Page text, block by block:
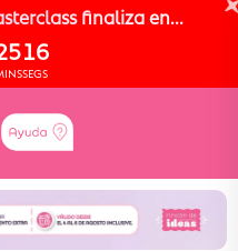
finaliza en...
15
SEGS